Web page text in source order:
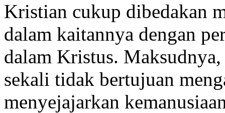
Kristian cukup dibedakan
dalam kaitannya dengan
dalam Kristus.
sekali tidak bertujuan
menyejajarkan